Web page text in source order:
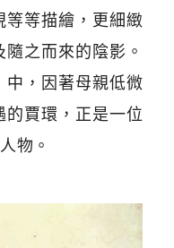
等等描繪，更細緻
之而來的陰影。
中，因著母親低微
的賈環，正是一位
物。